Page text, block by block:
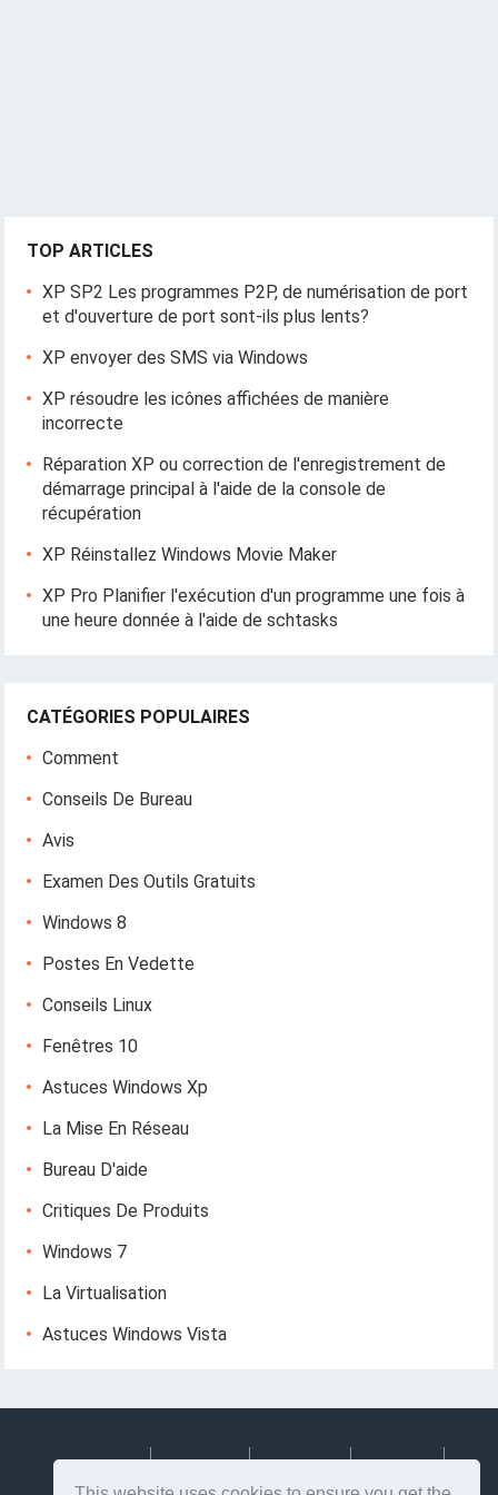
TOP ARTICLES
XP SP2 Les programmes P2P, de numérisation de port
et d'ouverture de port sont-ils plus lents?
XP envoyer des SMS via Windows
XP résoudre les icônes affichées de manière
incorrecte
Réparation XP ou correction de l'enregistrement de
démarrage principal à l'aide de la console de
récupération
XP Réinstallez Windows Movie Maker
XP Pro Planifier l'exécution d'un programme une fois à
une heure donnée à l'aide de schtasks
CATÉGORIES POPULAIRES
Comment
Conseils De Bureau
Avis
Examen Des Outils Gratuits
Windows 8
Postes En Vedette
Conseils Linux
Fenêtres 10
Astuces Windows Xp
La Mise En Réseau
Bureau D'aide
Critiques De Produits
Windows 7
La Virtualisation
Astuces Windows Vista